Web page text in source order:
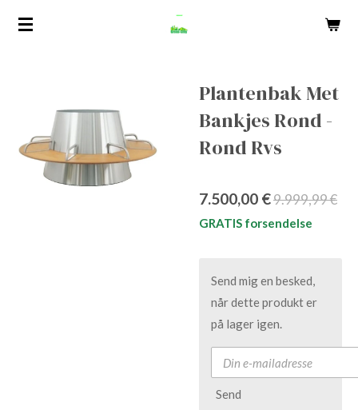
Spring
Plantenbak Met
Bankjes Rond -
Rond Rvs
7.500,00 €9.999,99 €
GRATIS forsendelse
Send mig en besked,
når dette produkt er
på lager igen.
Send